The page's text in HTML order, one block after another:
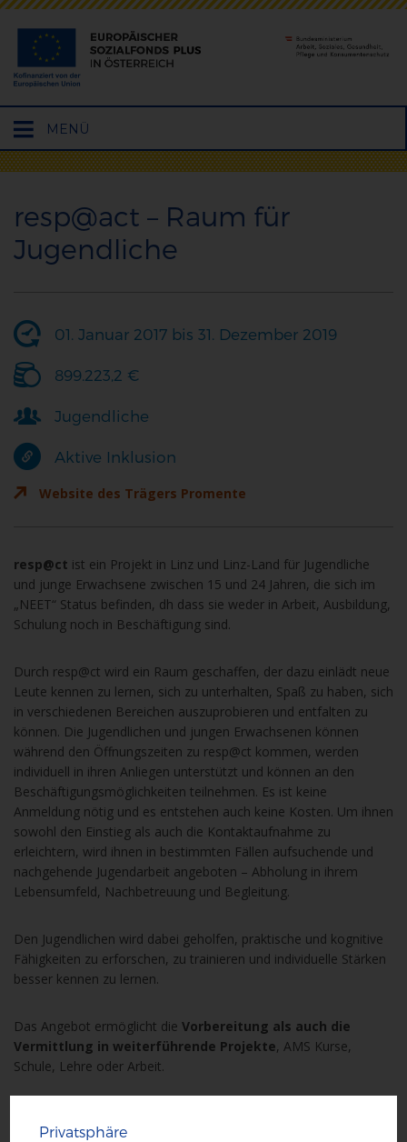
Hauptmenü
öffnen
MENÜ
resp@act – Raum für
Jugendliche
01. Januar 2017 bis 31. Dezember 2019
899.223,2 €
Jugendliche
Aktive Inklusion
Website des Trägers Promente
resp@ct ist ein Projekt in Linz und Linz-Land für Jugendliche
und junge Erwachsene zwischen 15 und 24 Jahren, die sich im
„NEET“ Status befinden, dh dass sie weder in Arbeit, Ausbildung,
Schulung noch in Beschäftigung sind.
Durch resp@ct wird ein Raum geschaffen, der dazu einlädt neue
Leute kennen zu lernen, sich zu unterhalten, Spaß zu haben, sich
in verschiedenen Bereichen auszuprobieren und entfalten zu
können. Die Jugendlichen und jungen Erwachsenen können
während den Öffnungszeiten zu resp@ct kommen, werden
individuell in ihren Anliegen unterstützt und können an den
Beschäftigungsmöglichkeiten teilnehmen. Es ist keine
Anmeldung nötig und es entstehen auch keine Kosten. Um ihnen
sowohl den Einstieg als auch die Kontaktaufnahme zu
erleichtern, wird ihnen in bestimmten Fällen aufsuchende und
nachgehende Jugendarbeit angeboten – Abholung in ihrem
Lebensumfeld, Nachbetreuung und Begleitung.
Den Jugendlichen wird dabei geholfen, praktische und kognitive
Fähigkeiten zu erforschen, zu trainieren und individuelle Stärken
besser kennen zu lernen.
Das Angebot ermöglicht die Vorbereitung als auch die
Vermittlung in weiterführende Projekte, AMS Kurse,
Schule, Lehre oder Arbeit.
Privatsphäre